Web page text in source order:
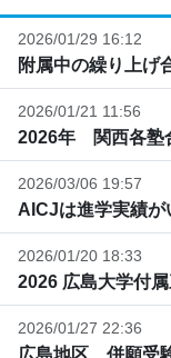
2026/01/29 16:12
附属中の繰り上げ
2026/01/21 11:56
2026年 関西各塾
2026/03/06 19:57
AICJは進学実績が
2026/01/20 18:33
2026 広島大学付
2026/01/27 22:36
広島地区 併願受